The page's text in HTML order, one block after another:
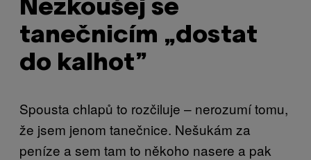
Nezkoušej se
tanečnicím „dostat
do kalhot”
Spousta chlapů to rozčiluje – nerozumí tomu,
že jsem jenom tanečnice. Nešukám za
peníze a sem tam to někoho nasere a pak